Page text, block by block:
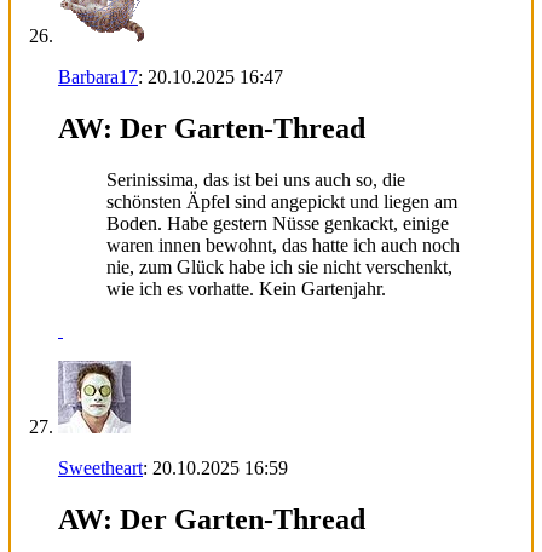
Barbara17: 20.10.2025 16:47
AW: Der Garten-Thread
Serinissima, das ist bei uns auch so, die
schönsten Äpfel sind angepickt und liegen am
Boden. Habe gestern Nüsse genkackt, einige
waren innen bewohnt, das hatte ich auch noch
nie, zum Glück habe ich sie nicht verschenkt,
wie ich es vorhatte. Kein Gartenjahr.
Sweetheart: 20.10.2025 16:59
AW: Der Garten-Thread